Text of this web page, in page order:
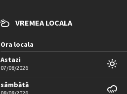
VREMEA LOCALA
Ora locala
Astazi
07/08/2026
sâmbătă